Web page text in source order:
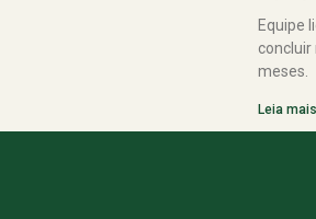
Equipe
meses.
Leia